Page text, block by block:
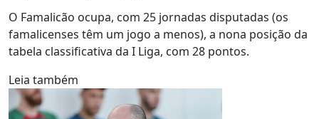
O Famalicão ocupa, com 25 jornadas disputadas (os
famalicenses têm um jogo a menos), a nona posição da
tabela classificativa da I Liga, com 28 pontos.
Leia também